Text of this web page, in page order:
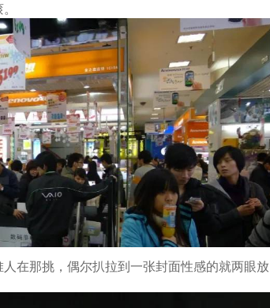
在那挑，偶尔扒拉到一张封面性感的就两眼放